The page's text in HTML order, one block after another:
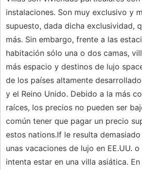
instalaciones. Son muy exclusivo y
supuesto, dada dicha exclusividad,
más. Sin embargo, frente a las
habitación sólo una o dos camas,
más espacio y destinos de lujo
de los países altamente
y el Reino Unido. Debido a la más
raíces, los precios no pueden ser
común tener que pagar un precio
estos nations.If le resulta
unas vacaciones de lujo en EE.UU.
intenta estar en una villa asiática.